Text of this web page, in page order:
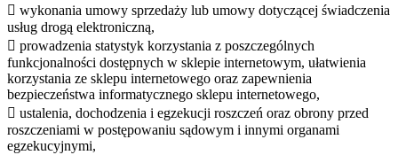
 wykonania umowy sprzedaży lub umowy dotyczącej świadczenia
usług drogą elektroniczną,
 prowadzenia statystyk korzystania z poszczególnych
funkcjonalności dostępnych w sklepie internetowym, ułatwienia
korzystania ze sklepu internetowego oraz zapewnienia
bezpieczeństwa informatycznego sklepu internetowego,
 ustalenia, dochodzenia i egzekucji roszczeń oraz obrony przed
roszczeniami w postępowaniu sądowym i innymi organami
egzekucyjnymi,